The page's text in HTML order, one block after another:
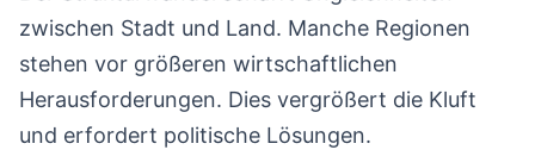
zwischen Stadt und Land. Manche Regionen
stehen vor größeren wirtschaftlichen
Herausforderungen. Dies vergrößert die Kluft
und erfordert politische Lösungen.